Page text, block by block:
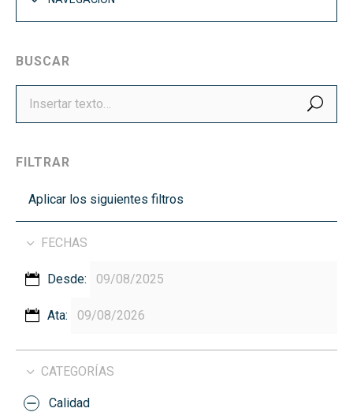
BUSCAR
FILTRAR
Aplicar los siguientes filtros
FECHAS
Desde:
Ata:
CATEGORÍAS
Calidad